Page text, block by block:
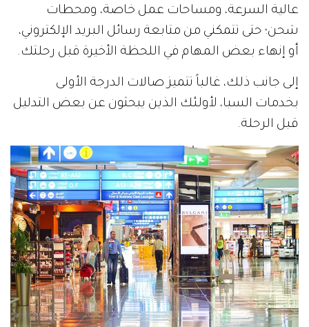
عالية السرعة، ومساحات عمل خاصة، ومحطات
شحن؛ حتى تتمكني من متابعة رسائل البريد الإلكتروني،
أو إنهاء بعض المهام في اللحظة الأخيرة قبل رحلتك.
إلى جانب ذلك، غالباً تتميز صالات الدرجة الأولى
بخدمات السبا، لأولئك الذين يبحثون عن بعض التدليل
قبل الرحلة.